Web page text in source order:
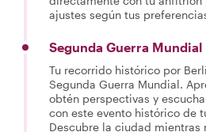
ajustes según tus
Segunda Guerra Mundial
Tu recorrido histórico por
Segunda Guerra Mundial.
obtén perspectivas y
con este evento histórico de
Descubre la ciudad mientras